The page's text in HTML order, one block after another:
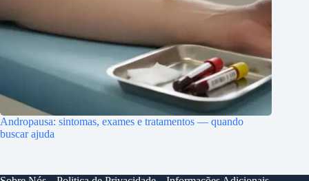
Andropausa: sintomas, exames e tratamentos — quando
buscar ajuda